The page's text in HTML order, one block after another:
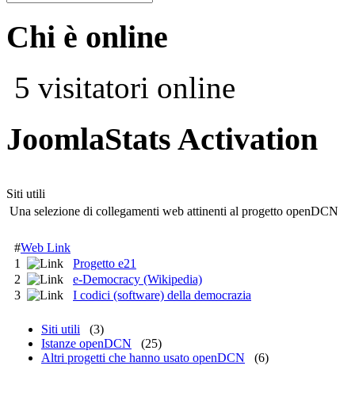
Chi è online
5 visitatori online
JoomlaStats Activation
Siti utili
Una selezione di collegamenti web attinenti al progetto openDCN
#Web Link
1
Progetto e21
2
e-Democracy (Wikipedia)
3
I codici (software) della democrazia
Siti utili
(3)
Istanze openDCN
(25)
Altri progetti che hanno usato openDCN
(6)